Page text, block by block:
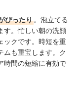
ぴったり 。泡立てる
す。忙しい朝の洗顔
ックです。時短を重
ムも重宝します。ク
時間の短縮に有効で